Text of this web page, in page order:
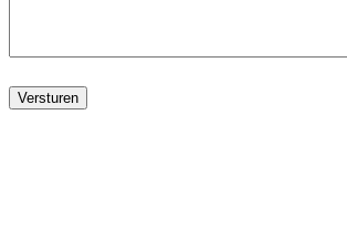
Versturen